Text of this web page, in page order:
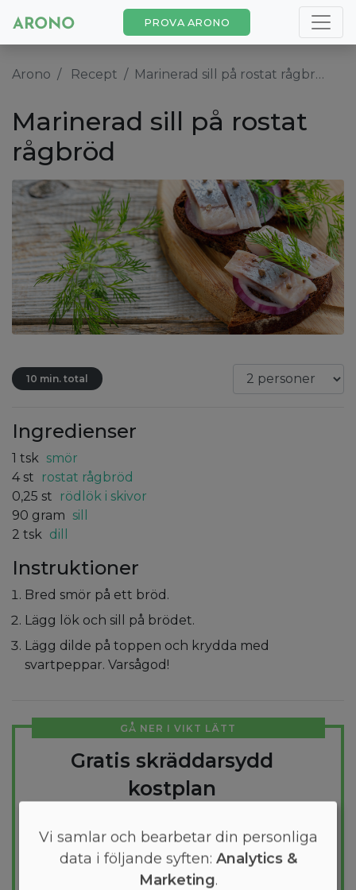
PROVA ARONO
Arono Recept Marinerad sill på rostat rågbröd
Marinerad sill på rostat
rågbröd
10 min. total
Ingredienser
1 tsk smör
4 st
rostat rågbröd
0,25 st
rödlök i skivor
90 gram sill
2 tsk dill
Instruktioner
Bred smör på ett bröd.
Lägg lök och sill på brödet.
Lägg dilde på toppen och krydda med
svartpeppar. Varsågod!
GÅ NER I VIKT LÄTT
Gratis skräddarsydd
kostplan
den mest effektiva guiden till
viktminskning. En dietplan är skräddarsydd
för dig och 1000+ hälsosamma recept
Vi samlar och bearbetar din personliga
data i följande syften: Analytics &
Marketing.